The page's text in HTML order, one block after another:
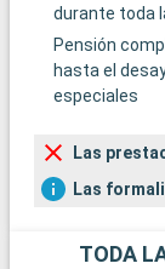
durante toda
Pensión
hasta el
especiales
Las
Las
TODA